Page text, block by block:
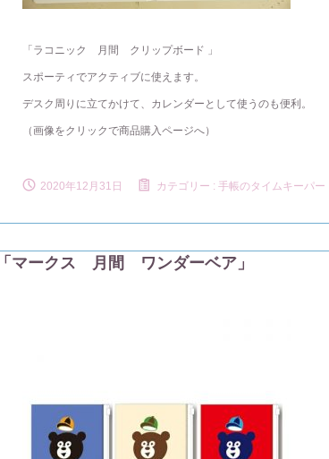
「ラコニック 月間 クリップボード 」
スポーティでアクティブに使えます。
デスク周りに立てかけて、カレンダーとして使うのも便利。
（画像をクリックで商品購入ページへ）
2020年12月31日 カテゴリー : 手帳のタイムキーパー
「マークス 月間 ワンダーベア」